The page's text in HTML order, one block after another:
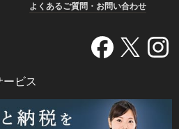
よくあるご質問・お問い合わせ
ビス